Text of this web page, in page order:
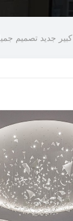
كبير جديد تصميم